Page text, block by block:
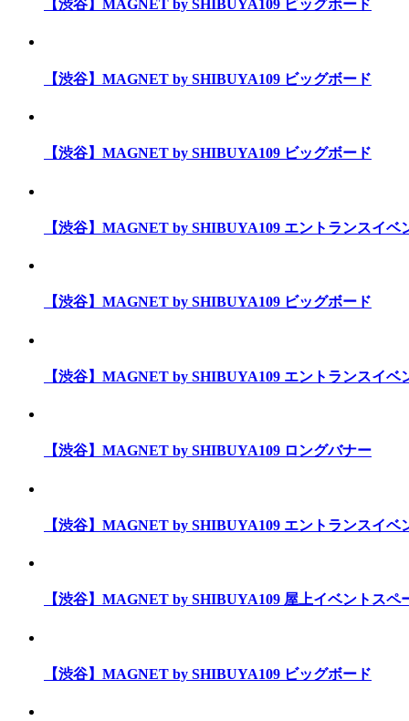
【渋谷】MAGNET by SHIBUYA109 ビッグボード
【渋谷】MAGNET by SHIBUYA109 ビッグボード
【渋谷】MAGNET by SHIBUYA109 ビッグボード
【渋谷】MAGNET by SHIBUYA109 エントランスイベ
【渋谷】MAGNET by SHIBUYA109 ビッグボード
【渋谷】MAGNET by SHIBUYA109 エントランスイベ
【渋谷】MAGNET by SHIBUYA109 ロングバナー
【渋谷】MAGNET by SHIBUYA109 エントランスイベ
【渋谷】MAGNET by SHIBUYA109 屋上イベントスペ
【渋谷】MAGNET by SHIBUYA109 ビッグボード